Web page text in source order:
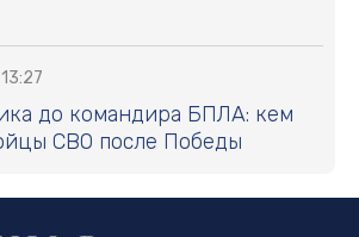
до командира БПЛА: кем
СВО после Победы